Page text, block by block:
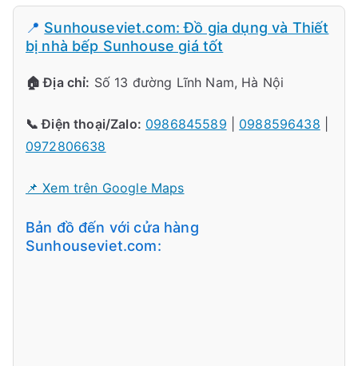
📍 Sunhouseviet.com: Đồ gia dụng và Thiết
bị nhà bếp Sunhouse giá tốt
🏠 Địa chỉ: Số 13 đường Lĩnh Nam, Hà Nội
📞 Điện thoại/Zalo: 0986845589 0988596438
0972806638
📌 Xem trên Google Maps
Bản đồ đến với cửa hàng
Sunhouseviet.com: